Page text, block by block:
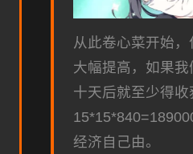
从此卷心菜开始
大幅提高，如果
十天后就至少得收
经济自己由。